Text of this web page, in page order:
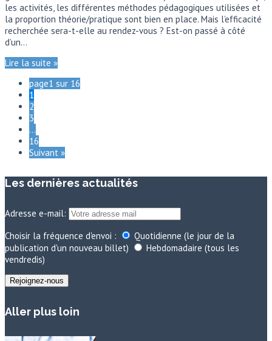
les activités, les différentes méthodes pédagogiques utilisées et
la proportion théorie/pratique sont bien en place. Mais l’efficacité
recherchée sera-t-elle au rendez-vous ? Est-on passé à côté
d’un…
Lire la suite »
page1 sur 16
1
2
3
…
16
Suivant »
Les dernières actualités
Adresse e-mail:
Choisir la fréquence d'envoi :
Quotidienne (le jour de la
publication d'un nouveau billet)
Hebdomadaire (tous les
vendredis)
Aller plus loin